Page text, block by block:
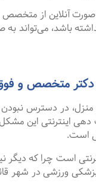
درصد افرادی که به صورت
باشد، می‌تواند به
دکتر متخصص و
در دسترس
است.
است چرا که دیگر
در شهر